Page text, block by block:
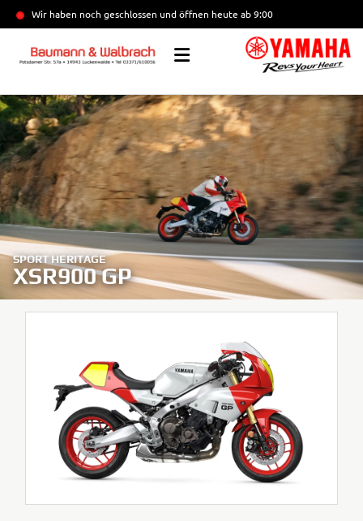
Wir haben noch geschlossen und öffnen heute ab 9:00
SPORT HERITAGE
XSR900 GP